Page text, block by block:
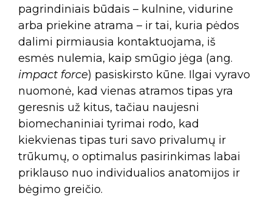
pagrindiniais būdais – kulnine, vidurine
arba priekine atrama – ir tai, kuria pėdos
dalimi pirmiausia kontaktuojama, iš
esmės nulemia, kaip smūgio jėga (ang.
impact force) pasiskirsto kūne. Ilgai vyravo
nuomonė, kad vienas atramos tipas yra
geresnis už kitus, tačiau naujesni
biomechaniniai tyrimai rodo, kad
kiekvienas tipas turi savo privalumų ir
trūkumų, o optimalus pasirinkimas labai
priklauso nuo individualios anatomijos ir
bėgimo greičio.